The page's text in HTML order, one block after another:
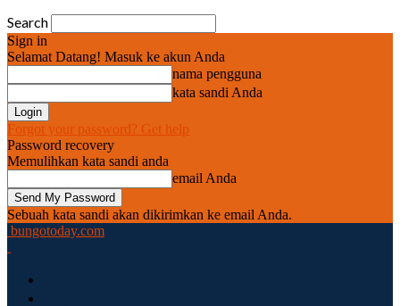
Search
Sign in
Selamat Datang! Masuk ke akun Anda
nama pengguna
kata sandi Anda
Forgot your password? Get help
Password recovery
Memulihkan kata sandi anda
email Anda
Sebuah kata sandi akan dikirimkan ke email Anda.
bungotoday.com